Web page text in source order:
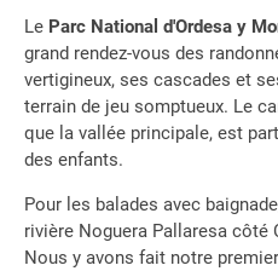
Le Parc National d'Ordesa y
grand rendez-vous des
vertigineux, ses cascades et
terrain de jeu somptueux. Le
que la vallée principale, est
des enfants.
Pour les balades avec
rivière Noguera Pallaresa côté
Nous y avons fait notre premier